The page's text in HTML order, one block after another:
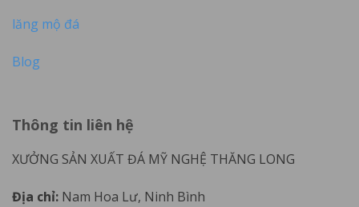
lăng mộ đá
Blog
Thông tin liên hệ
XƯỞNG SẢN XUẤT ĐÁ MỸ NGHỆ THĂNG LONG
Địa chỉ: Nam Hoa Lư, Ninh Bình